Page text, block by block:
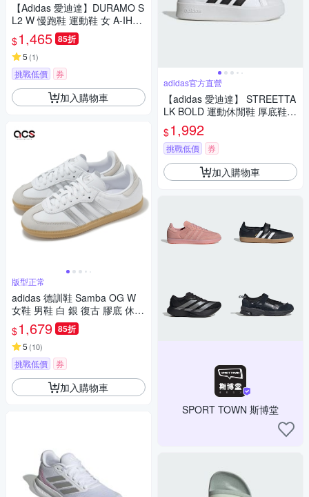
【Adidas 愛迪達】DURAMO S
L2 W 慢跑鞋 運動鞋 女 A-IH82
23 B-JP9217
$1,465 85折
5 (1)
挑戰低價 券
加入購物車
版型正常
adidas 德訓鞋 Samba OG W
女鞋 男鞋 白 銀 復古 膠底 休閒
鞋 愛迪達 JI2725
$1,679 85折
5 (10)
挑戰低價 券
加入購物車
adidas官方直營
【adidas 愛迪達】 STREETTA
LK BOLD 運動休閒鞋 厚底鞋
女鞋 KJ3856
$1,992
挑戰低價 券
加入購物車
SPORT TOWN 斯博堂